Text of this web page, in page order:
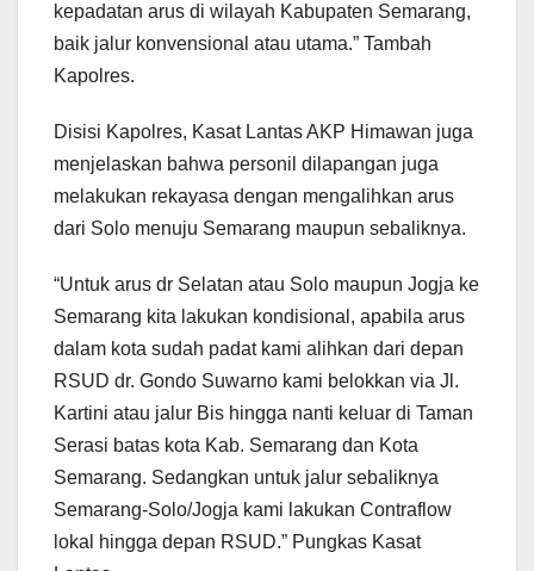
kepadatan arus di wilayah Kabupaten Semarang,
baik jalur konvensional atau utama.” Tambah
Kapolres.
Disisi Kapolres, Kasat Lantas AKP Himawan juga
menjelaskan bahwa personil dilapangan juga
melakukan rekayasa dengan mengalihkan arus
dari Solo menuju Semarang maupun sebaliknya.
“Untuk arus dr Selatan atau Solo maupun Jogja ke
Semarang kita lakukan kondisional, apabila arus
dalam kota sudah padat kami alihkan dari depan
RSUD dr. Gondo Suwarno kami belokkan via Jl.
Kartini atau jalur Bis hingga nanti keluar di Taman
Serasi batas kota Kab. Semarang dan Kota
Semarang. Sedangkan untuk jalur sebaliknya
Semarang-Solo/Jogja kami lakukan Contraflow
lokal hingga depan RSUD.” Pungkas Kasat